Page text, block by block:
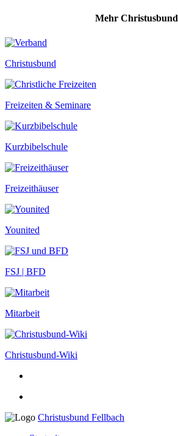
Mehr Christusbund
Christusbund
Freizeiten & Seminare
Kurzbibelschule
Freizeithäuser
Younited
FSJ | BFD
Mitarbeit
Christusbund-Wiki
Christusbund Fellbach